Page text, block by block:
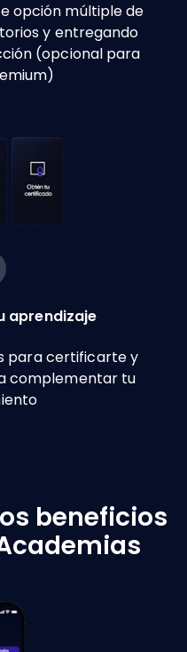
opción múltiple de
y entregando
(opcional para
aprendizaje
para certificarte y
complementar tu
beneficios